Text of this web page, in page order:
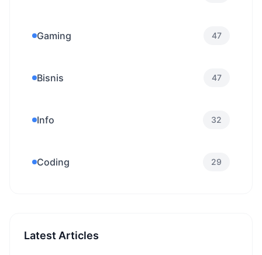
Gaming 47
Bisnis 47
Info 32
Coding 29
Latest Articles